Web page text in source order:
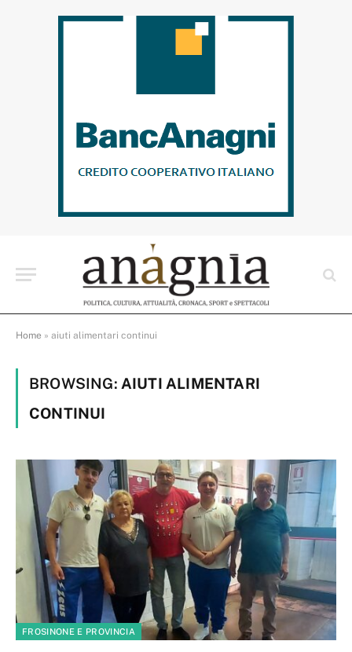
Home » aiuti alimentari continui
BROWSING: AIUTI ALIMENTARI
CONTINUI
FROSINONE E PROVINCIA